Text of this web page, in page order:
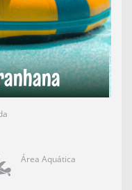
Área Aquática